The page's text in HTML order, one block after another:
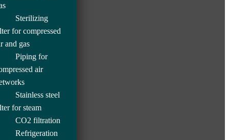
Sterilizing
for compressed
and gas
Piping for
air
Stainless steel
for steam
CO2 filtration
Refrigeration